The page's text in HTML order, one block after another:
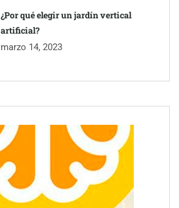
¿Por qué elegir un jardín vertical
artificial?
marzo 14, 2023